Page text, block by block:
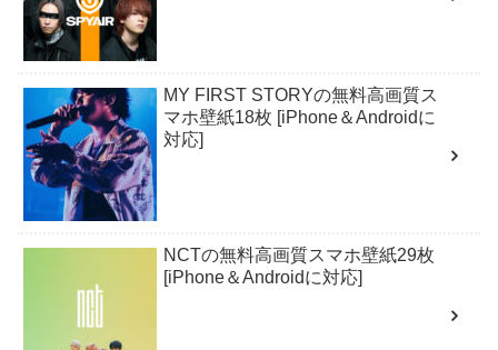
MY FIRST STORYの無料高画質ス
マホ壁紙18枚 [iPhone＆Androidに
対応]
NCTの無料高画質スマホ壁紙29枚
[iPhone＆Androidに対応]